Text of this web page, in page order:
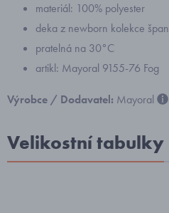
materiál: 100% polyester
deka z newborn kolekce
pratelná na 30°C
artikl: Mayoral 9155-76 Fog
Výrobce / Dodavatel: Mayoral
Velikostní tabulky